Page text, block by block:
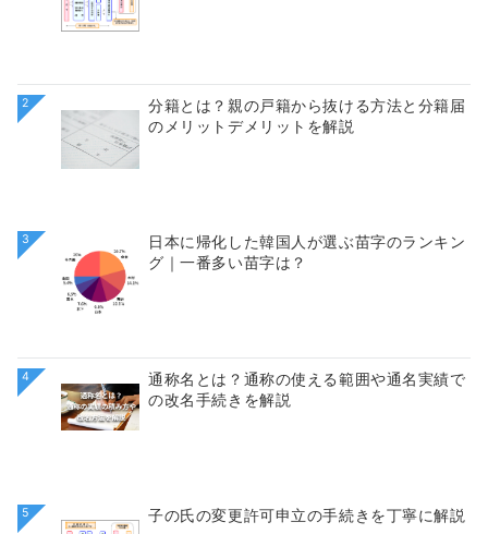
2
分籍とは？親の戸籍から抜ける方法と分籍届
のメリットデメリットを解説
3
日本に帰化した韓国人が選ぶ苗字のランキン
グ｜一番多い苗字は？
4
通称名とは？通称の使える範囲や通名実績で
の改名手続きを解説
5 子の氏の変更許可申立の手続きを丁寧に解説